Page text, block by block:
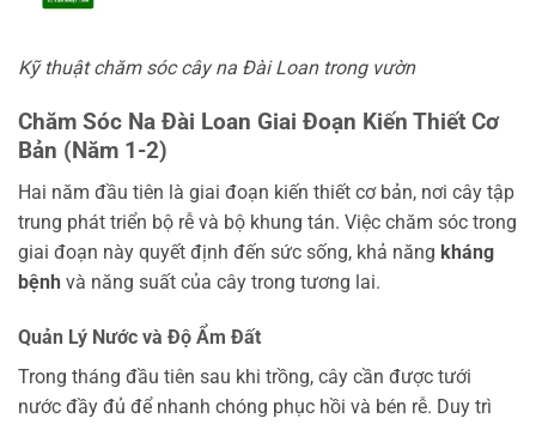
Kỹ thuật chăm sóc cây na Đài Loan trong vườn
Chăm Sóc Na Đài Loan Giai Đoạn Kiến Thiết Cơ
Bản (Năm 1-2)
Hai năm đầu tiên là giai đoạn kiến thiết cơ bản, nơi cây tập
trung phát triển bộ rễ và bộ khung tán. Việc chăm sóc trong
giai đoạn này quyết định đến sức sống, khả năng kháng
bệnh và năng suất của cây trong tương lai.
Quản Lý Nước và Độ Ẩm Đất
Trong tháng đầu tiên sau khi trồng, cây cần được tưới
nước đầy đủ để nhanh chóng phục hồi và bén rễ. Duy trì